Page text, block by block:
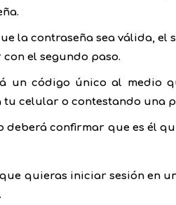
la contraseña sea válida,
el segundo paso.
un código único al medio
tu celular o contestando una
deberá confirmar que es él
quieras iniciar sesión en